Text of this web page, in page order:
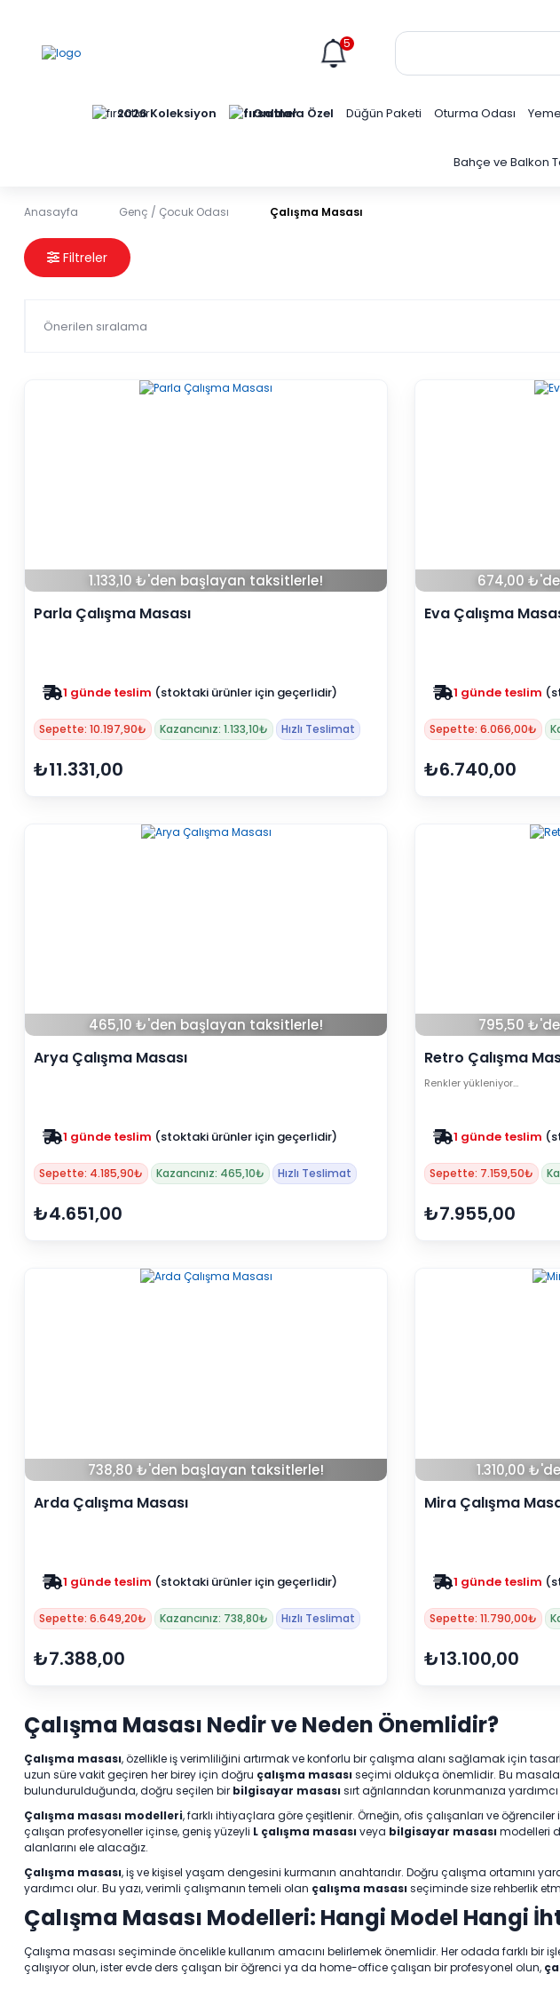
5
2026 Koleksiyon Online'a Özel Düğün Paketi Oturma Odası
Bahçe ve Balkon
Anasayfa Genç / Çocuk Odası Çalışma Masası
Çalışma Masası
Filtreler
1.133,10 ₺'den başlayan taksitlerle!
Parla Çalışma Masası
Zam yok 2025 fiyatları devam ediyor
Sepette: 10.197,90₺ Kazancınız: 1.133,10₺ Hızlı Teslimat
₺11.331,00
674,00
Eva Çalışma
Zam yok 2025
Sepette: 6.066,00₺
₺6.740,00
465,10 ₺'den başlayan taksitlerle!
Arya Çalışma Masası
Zam yok 2025 fiyatları devam ediyor
Sepette: 4.185,90₺ Kazancınız: 465,10₺ Hızlı Teslimat
₺4.651,00
795,50
Retro Çalışma
Renkler yükleniyor…
Zam yok 2025
Sepette: 7.159,50₺
₺7.955,00
738,80 ₺'den başlayan taksitlerle!
Arda Çalışma Masası
Zam yok 2025 fiyatları devam ediyor
Sepette: 6.649,20₺ Kazancınız: 738,80₺ Hızlı Teslimat
₺7.388,00
1.310,00
Mira Çalışma
Zam yok 2025
Sepette: 11.790,00₺
₺13.100,00
Çalışma Masası Nedir ve Neden Önemlidir?
Çalışma masası, özellikle iş verimliliğini artırmak ve konforlu bir çalışma alanı sağlamak için
uzun süre vakit geçiren her birey için doğru çalışma masası seçimi oldukça önemlidir. Bu masalar,
bulundurulduğunda, doğru seçilen bir bilgisayar masası sırt ağrılarından korunmanıza
Çalışma masası modelleri, farklı ihtiyaçlara göre çeşitlenir. Örneğin, ofis çalışanları ve öğrenciler
çalışan profesyoneller içinse, geniş yüzeyli L çalışma masası veya bilgisayar masası modelleri
alanlarını ele alacağız.
Çalışma masası, iş ve kişisel yaşam dengesini kurmanın anahtarıdır. Doğru çalışma ortamını
yardımcı olur. Bu yazı, verimli çalışmanın temeli olan çalışma masası seçiminde size rehberlik
Çalışma Masası Modelleri: Hangi Model Hangi
Çalışma masası seçiminde öncelikle kullanım amacını belirlemek önemlidir. Her odada farklı bir
çalışıyor olun, ister evde ders çalışan bir öğrenci ya da home-office çalışan bir profesyonel olun,